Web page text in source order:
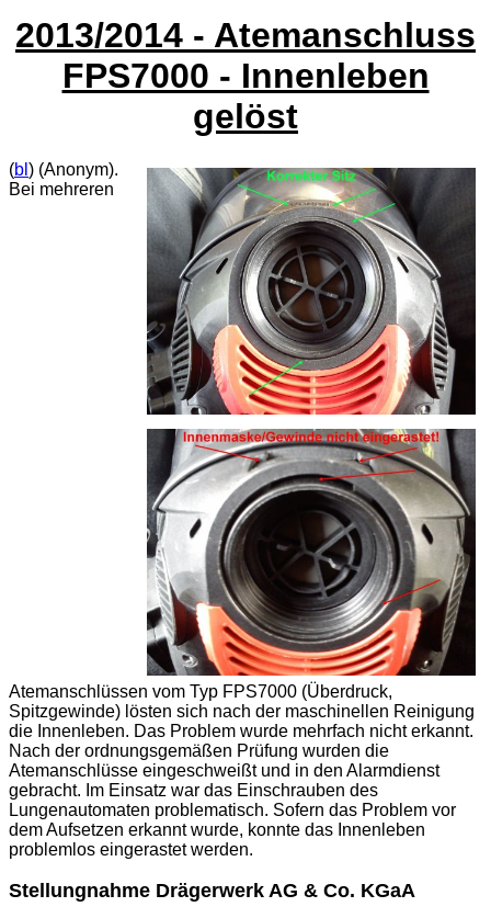
2013/2014 - Atemanschluss
FPS7000 - Innenleben
gelöst
(bl ) (Anonym).
Bei mehreren
Atemanschlüssen vom Typ FPS7000 (Überdruck,
Spitzgewinde) lösten sich nach der maschinellen Reinigung
die Innenleben. Das Problem wurde mehrfach nicht erkannt.
Nach der ordnungsgemäßen Prüfung wurden die
Atemanschlüsse eingeschweißt und in den Alarmdienst
gebracht. Im Einsatz war das Einschrauben des
Lungenautomaten problematisch. Sofern das Problem vor
dem Aufsetzen erkannt wurde, konnte das Innenleben
problemlos eingerastet werden.
Stellungnahme Drägerwerk AG & Co. KGaA